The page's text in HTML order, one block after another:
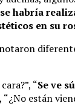
habría
en su
“Se ve
, “¿No están